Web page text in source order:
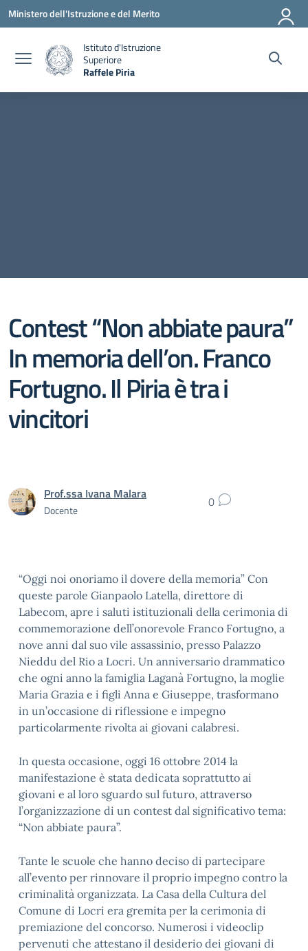
Vai ai contenuti
Vai al menu di navigazione
Vai al footer
Ministero dell'Istruzione e del Merito
Istituto d'Istruzione
Superiore
Raffele Piria
Contest “Non abbiate paura”
In memoria dell’on. Franco
Fortugno. Il Piria è tra i
vincitori
Prof.ssa Ivana Malara
Docente 0
“Oggi noi onoriamo il dovere della memoria” Con
queste parole Gianpaolo Latella, direttore di
Labecom, apre i saluti istituzionali della cerimonia di
commemorazione dell’onorevole Franco Fortugno, a
nove anni dal suo vile assassinio, presso Palazzo
Nieddu del Rio a Locri. Un anniversario drammatico
che ogni anno la famiglia Laganà Fortugno, la moglie
Maria Grazia e i figli Anna e Giuseppe, trasformano
in un’occasione di riflessione e impegno
particolarmente rivolta ai giovani calabresi.
In questa occasione, oggi 16 ottobre 2014 la
manifestazione è stata dedicata soprattutto ai
giovani e al loro sguardo sul futuro, attraverso
l’organizzazione di un contest dal significativo tema:
“Non abbiate paura”.
Tante le scuole che hanno deciso di partecipare
all’evento per rinnovare il proprio impegno contro la
criminalità organizzata. La Casa della Cultura del
Comune di Locri era gremita per la cerimonia di
premiazione del concorso. Numerosi i videoclip
pervenuti che attestano il desiderio dei giovani di